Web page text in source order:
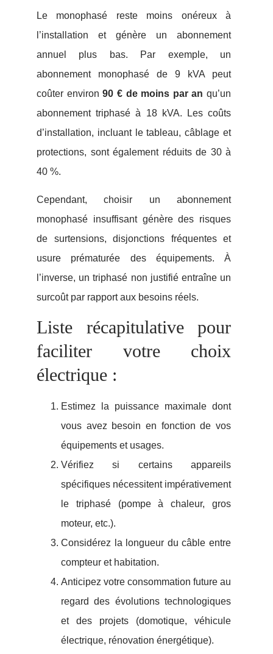
Le monophasé reste moins onéreux à
l’installation et génère un abonnement
annuel plus bas. Par exemple, un
abonnement monophasé de 9 kVA peut
coûter environ90 € de moins par an qu’un
abonnement triphasé à 18 kVA. Les coûts
d’installation, incluant le tableau, câblage et
protections, sont également réduits de 30 à
40 %.
Cependant, choisir un abonnement
monophasé insuffisant génère des risques
de surtensions, disjonctions fréquentes et
usure prématurée des équipements. À
l’inverse, un triphasé non justifié entraîne un
surcoût par rapport aux besoins réels.
Liste récapitulative pour
faciliter votre choix
électrique :
Estimez la puissance maximale dont
vous avez besoin en fonction de vos
équipements et usages.
Vérifiez si certains appareils
spécifiques nécessitent impérativement
le triphasé (pompe à chaleur, gros
moteur, etc.).
Considérez la longueur du câble entre
compteur et habitation.
Anticipez votre consommation future au
regard des évolutions technologiques
et des projets (domotique, véhicule
électrique, rénovation énergétique).